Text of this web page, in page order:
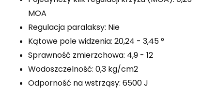
MOA
Regulacja paralaksy: Nie
Kątowe pole widzenia: 20,24 - 3,45 °
Sprawność zmierzchowa: 4,9 - 12
Wodoszczelność: 0,3 kg/cm2
Odporność na wstrząsy: 6500 J